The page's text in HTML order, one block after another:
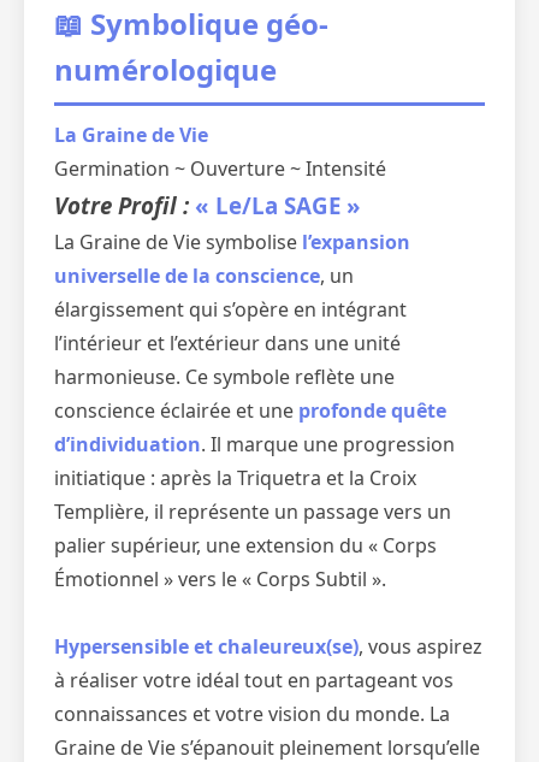
📖 Symbolique géo-
numérologique
La Graine de Vie
Germination ~ Ouverture ~ Intensité
Votre Profil : « Le/La SAGE »
La Graine de Vie symbolise l’expansion
universelle de la conscience, un
élargissement qui s’opère en intégrant
l’intérieur et l’extérieur dans une unité
harmonieuse. Ce symbole reflète une
conscience éclairée et une profonde quête
d’individuation. Il marque une progression
initiatique : après la Triquetra et la Croix
Templière, il représente un passage vers un
palier supérieur, une extension du « Corps
Émotionnel » vers le « Corps Subtil ».
Hypersensible et chaleureux(se), vous aspirez
à réaliser votre idéal tout en partageant vos
connaissances et votre vision du monde. La
Graine de Vie s’épanouit pleinement lorsqu’elle